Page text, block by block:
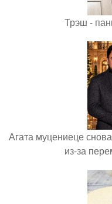
Трэш -
Агата муцениеце
из-за